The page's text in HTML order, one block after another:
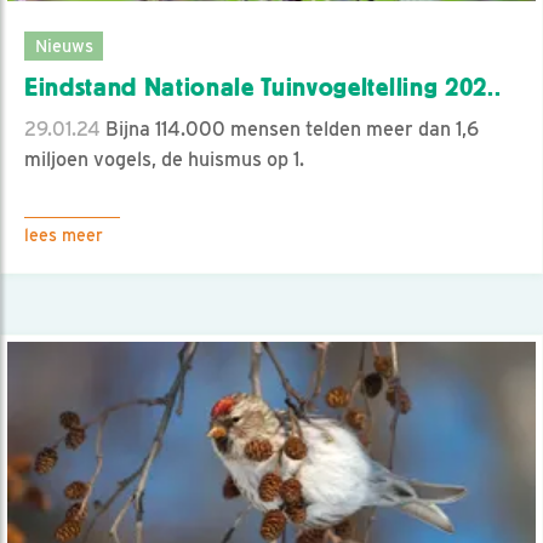
Nieuws
Eindstand Nationale Tuinvogeltelling 202..
29.01.24 Bijna 114.000 mensen telden meer dan 1,6
miljoen vogels, de huismus op 1.
lees meer